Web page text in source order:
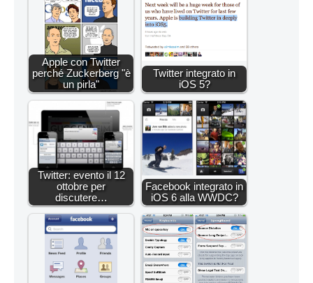
Apple con Twitter
perché Zuckerberg "è
un pirla"
Twitter integrato in
iOS 5?
Twitter: evento il 12
ottobre per
discutere…
Facebook integrato in
iOS 6 alla WWDC?